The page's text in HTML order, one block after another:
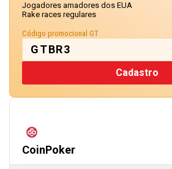
CoinPoker
Jogadores amadores dos EUA
Rake races regulares
Código promocional GT
GTBR3
Cadastro